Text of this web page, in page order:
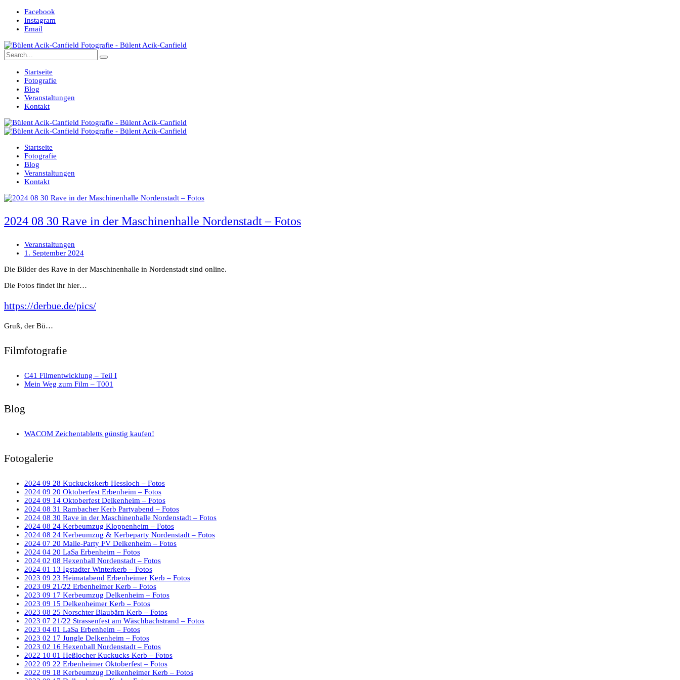
Facebook
Instagram
Email
Startseite
Fotografie
Blog
Veranstaltungen
Kontakt
Startseite
Fotografie
Blog
Veranstaltungen
Kontakt
2024 08 30 Rave in der Maschinenhalle Nordenstadt – Fotos
Veranstaltungen
1. September 2024
Die Bilder des Rave in der Maschinenhalle in Nordenstadt sind online.
Die Fotos findet ihr hier…
https://derbue.de/pics/
Gruß, der Bü…
Filmfotografie
C41 Filmentwicklung – Teil I
Mein Weg zum Film – T001
Blog
WACOM Zeichentabletts günstig kaufen!
Fotogalerie
2024 09 28 Kuckuckskerb Hessloch – Fotos
2024 09 20 Oktoberfest Erbenheim – Fotos
2024 09 14 Oktoberfest Delkenheim – Fotos
2024 08 31 Rambacher Kerb Partyabend – Fotos
2024 08 30 Rave in der Maschinenhalle Nordenstadt – Fotos
2024 08 24 Kerbeumzug Kloppenheim – Fotos
2024 08 24 Kerbeumzug & Kerbeparty Nordenstadt – Fotos
2024 07 20 Malle-Party FV Delkenheim – Fotos
2024 04 20 LaSa Erbenheim – Fotos
2024 02 08 Hexenball Nordenstadt – Fotos
2024 01 13 Igstadter Winterkerb – Fotos
2023 09 23 Heimatabend Erbenheimer Kerb – Fotos
2023 09 21/22 Erbenheimer Kerb – Fotos
2023 09 17 Kerbeumzug Delkenheim – Fotos
2023 09 15 Delkenheimer Kerb – Fotos
2023 08 25 Norschter Blaubärn Kerb – Fotos
2023 07 21/22 Strassenfest am Wäschbachstrand – Fotos
2023 04 01 LaSa Erbenheim – Fotos
2023 02 17 Jungle Delkenheim – Fotos
2023 02 16 Hexenball Nordenstadt – Fotos
2022 10 01 Heßlocher Kuckucks Kerb – Fotos
2022 09 22 Erbenheimer Oktoberfest – Fotos
2022 09 18 Kerbeumzug Delkenheimer Kerb – Fotos